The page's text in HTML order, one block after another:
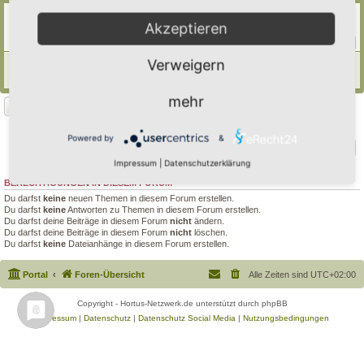
Blühpatenschaft an der Bushaltestelle
tree12«Fr 22. Mai 2026, 09:40
Robert Jeanrond-Bürgerpark Kleinblittersdorf
Fr 16. Feb 2024, 10:18
BERECHTIGUNGEN IN DIESEM FORUM
Du darfst keine neuen Themen in diesem Forum erstellen.
Du darfst keineAntworten zu Themen in diesem Forum erstellen.
Du darfst deine Beiträge in diesem Forum nicht ändern.
Du darfst deine Beiträge in diesem Forum nicht löschen.
Du darfst keine Dateianhänge in diesem Forum erstellen.
Portal Foren-Übersicht Alle Zeiten sind UTC+02:00
Copyright - Hortus-Netzwerk.de unterstützt durch phpBB
Impressum| Datenschutz| Datenschutz Social Media | Nutzungsbedingungen
Akzeptieren
Verweigern
mehr
Powered by &
Impressum Datenschutzerklärung